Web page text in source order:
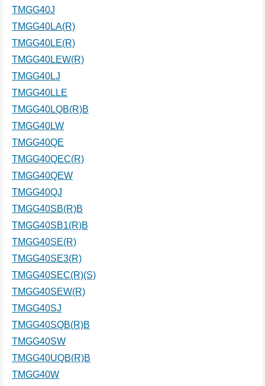
TMGG40J
TMGG40LA(R)
TMGG40LE(R)
TMGG40LEW(R)
TMGG40LJ
TMGG40LLE
TMGG40LQB(R)B
TMGG40LW
TMGG40QE
TMGG40QEC(R)
TMGG40QEW
TMGG40QJ
TMGG40SB(R)B
TMGG40SB1(R)B
TMGG40SE(R)
TMGG40SE3(R)
TMGG40SEC(R)(S)
TMGG40SEW(R)
TMGG40SJ
TMGG40SQB(R)B
TMGG40SW
TMGG40UQB(R)B
TMGG40W